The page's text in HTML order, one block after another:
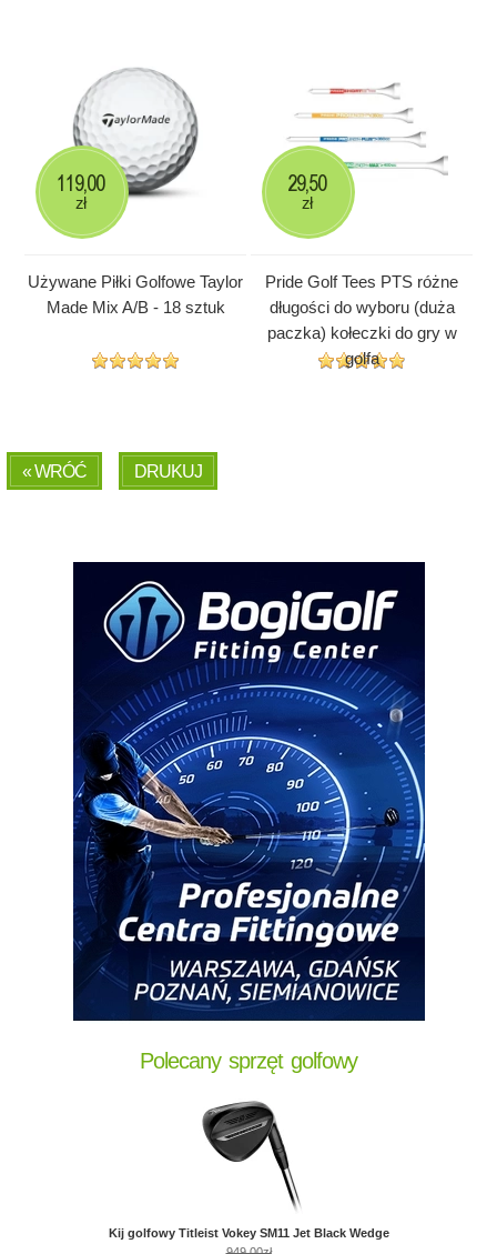
Używane Piłki Golfowe Taylor
Made Mix A/B - 18 sztuk
119,00
zł
Pride Golf Tees PTS różne
długości do wyboru (duża
paczka) kołeczki do gry w
golfa
29,50
zł
« WRÓĆ DRUKUJ
Polecany sprzęt golfowy
Kij golfowy Titleist Vokey SM11 Jet Black Wedge